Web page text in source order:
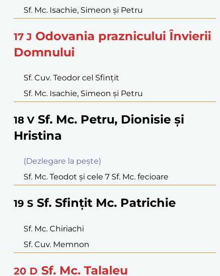
Sf. Mc. Isachie, Simeon şi Petru
17 J Odovania praznicului Învierii
Domnului
Sf. Cuv. Teodor cel Sfinţit
Sf. Mc. Isachie, Simeon şi Petru
18 V Sf. Mc. Petru, Dionisie şi
Hristina
(Dezlegare la peşte)
Sf. Mc. Teodot şi cele 7 Sf. Mc. fecioare
19 S Sf. Sfinţit Mc. Patrichie
Sf. Mc. Chiriachi
Sf. Cuv. Memnon
20 D Sf. Mc. Talaleu